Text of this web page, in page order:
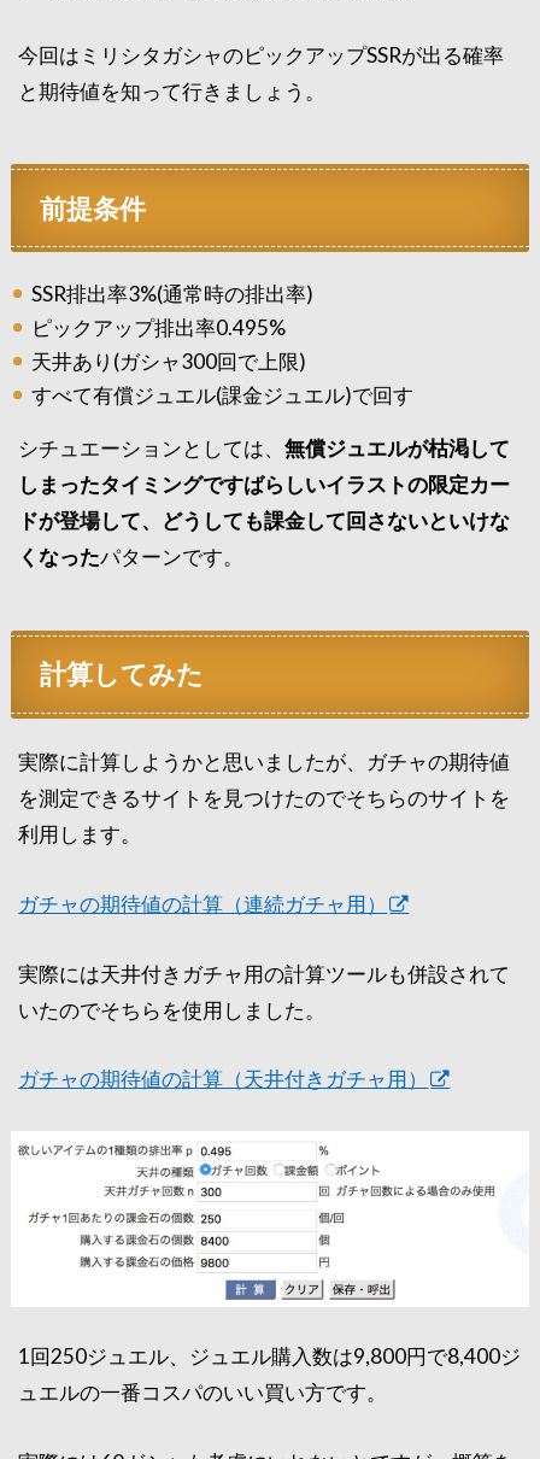
今回はミリシタガシャのピックアップSSRが出る確率
と期待値を知って行きましょう。
前提条件
SSR排出率3%(通常時の排出率)
ピックアップ排出率0.495%
天井あり(ガシャ300回で上限)
すべて有償ジュエル(課金ジュエル)で回す
シチュエーションとしては、無償ジュエルが枯渇して
しまったタイミングですばらしいイラストの限定カー
ドが登場して、どうしても課金して回さないといけな
くなったパターンです。
計算してみた
実際に計算しようかと思いましたが、ガチャの期待値
を測定できるサイトを見つけたのでそちらのサイトを
利用します。
ガチャの期待値の計算（連続ガチャ用）
実際には天井付きガチャ用の計算ツールも併設されて
いたのでそちらを使用しました。
ガチャの期待値の計算（天井付きガチャ用）
1回250ジュエル、ジュエル購入数は9,800円で8,400ジ
ュエルの一番コスパのいい買い方です。